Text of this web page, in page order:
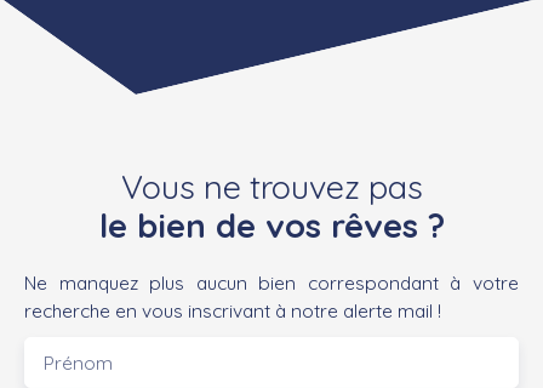
Vous ne trouvez pas
le bien de vos rêves ?
Ne manquez plus aucun bien correspondant à votre
recherche en vous inscrivant à notre alerte mail !
Prénom